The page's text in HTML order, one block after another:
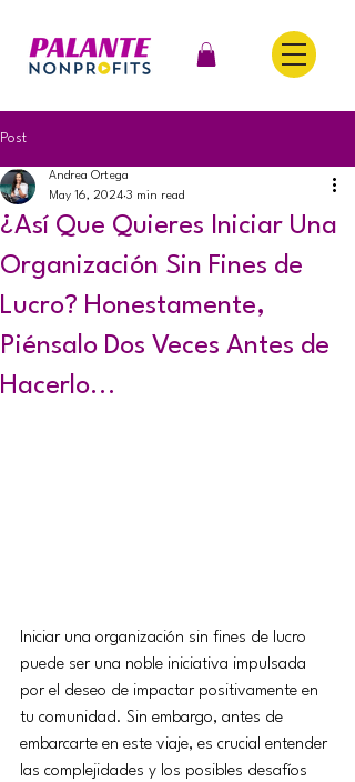
Post
¿Así Que Quieres Iniciar Una
Organización Sin Fines de
Lucro? Honestamente,
Piénsalo Dos Veces Antes de
Hacerlo...
Andrea Ortega
May 16, 2024 3 min read
Iniciar una organización sin fines de lucro
puede ser una noble iniciativa impulsada
por el deseo de impactar positivamente en
tu comunidad. Sin embargo, antes de
embarcarte en este viaje, es crucial entender
las complejidades y los posibles desafíos